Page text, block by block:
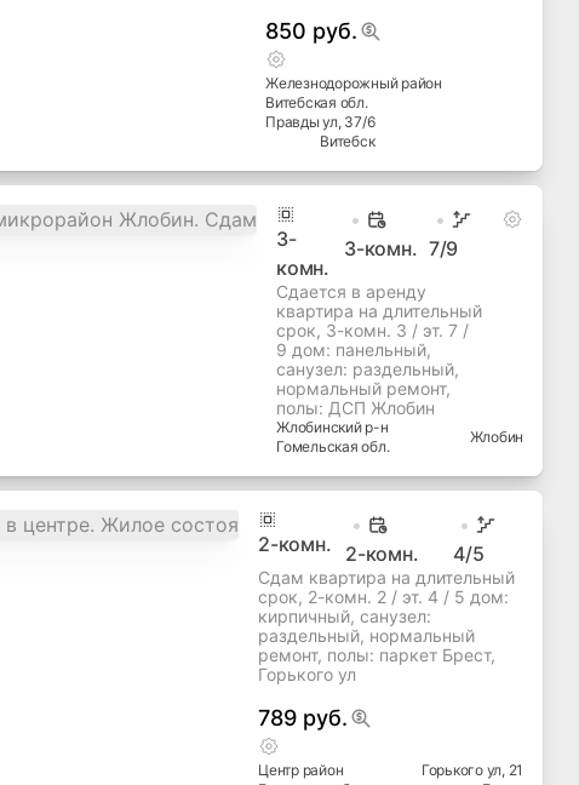
850 руб.
Железнодорожныйрайон
Витебская обл.
Правды ул, 37/6
Витебск
3-
комн.
3-комн. 7/9
Сдается в аренду
квартира на длительный
срок, 3-комн. 3 / эт. 7 /
9 дом: панельный,
cанузел: раздельный,
нормальный ремонт,
полы: ДСП Жлобин
Жлобинскийр-н
Гомельская обл.
Жлобин
2-комн. 2-комн. 4/5
Сдам квартира на длительный
срок, 2-комн. 2 / эт. 4 / 5 дом:
кирпичный, cанузел:
раздельный, нормальный
ремонт, полы: паркет Брест,
Горького ул
789 руб.
Центррайон
Горького ул, 21